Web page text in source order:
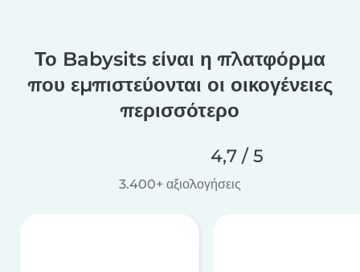
Το Babysits είναι η πλατφόρμα
που εμπιστεύονται οι οικογένειες
περισσότερο
4,7 / 5
3.400+ αξιολογήσεις